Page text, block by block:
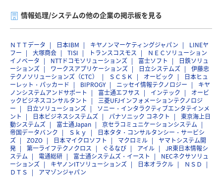
情報処理/システムの他の企業の掲示板を見る
ＮＴＴデータ 日本IBM キヤノンマーケティングジャパン
LINEヤ
フー
大塚商会 TISI トランスコスモス
ＮＥＣソリューション
イノベータ
NTTドコモソリューションズ 富士ソフト
日鉄ソリュ
ーションズ
ワークスアプリケーションズ 日立システムズ
伊藤忠
テクノソリューションズ（CTC）
ＳＣＳＫ オービック
日本ヒュ
ーレット・パッカード
BIPROGY ニッセイ情報テクノロジー
キヤ
ノンシステムアンドサポート
富士通エフサス インテック
オービ
ックビジネスコンサルタント
三菱UFJインフォメーションテクノロジ
ー
日立ソリューションズ
ソニー・インタラクティブエンタテインメ
ント
日本ビジネスシステムズ パナソニック コネクト
東京海上日
動システムズ
富士通Japan
京セラコミュニケーションシステム
帝国データバンク
Ｓｋｙ
日本タタ・コンサルタンシー・サービシ
ズ
ZOZO 日本マイクロソフト マクロミル
ヤマトシステム開
発
第一ライフテクノクロス ぐるなび アイル
JR東日本情報シ
ステム
電通総研 富士通システムズ・イースト
NECネクサソリュ
ーションズ
キヤノンITソリューションズ 日本オラクル
ＮＳＤ
ＤＴＳ
アマゾンジャパン